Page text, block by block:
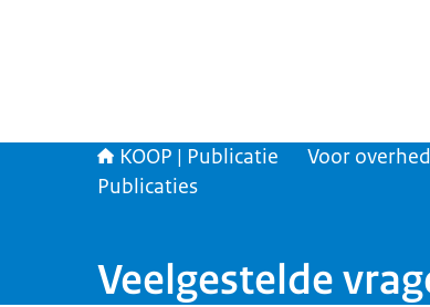
KOOP | Publicatie Voor
Publicaties
Veelgestelde